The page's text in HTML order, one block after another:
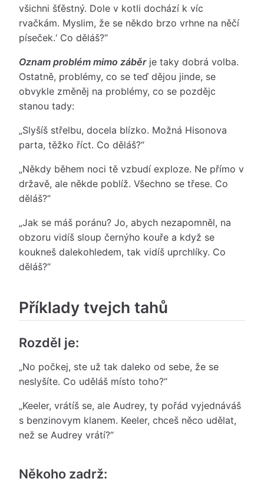
všichni šťěstný. Dole v kotli dochází k víc
rvačkám. Myslim, že se někdo brzo vrhne na něčí
píseček.‘ Co děláš?“
Oznam problém mimo záběrje taky dobrá volba.
Ostatně, problémy, co se teď dějou jinde, se
obvykle změněj na problémy, co se pozdějc
stanou tady:
„Slyšíš střelbu, docela blízko. Možná Hisonova
parta, těžko říct. Co děláš?“
„Někdy během noci tě vzbudí exploze. Ne přímo v
državě, ale někde poblíž. Všechno se třese. Co
děláš?“
„Jak se máš poránu? Jo, abych nezapomněl, na
obzoru vidíš sloup černýho kouře a když se
koukneš dalekohledem, tak vidíš uprchlíky. Co
děláš?“
Příklady tvejch tahů
Rozděl je:
„No počkej, ste už tak daleko od sebe, že se
neslyšíte. Co uděláš místo toho?“
„Keeler, vrátíš se, ale Audrey, ty pořád vyjednáváš
s benzinovym klanem. Keeler, chceš něco udělat,
než se Audrey vrátí?“
Někoho zadrž: